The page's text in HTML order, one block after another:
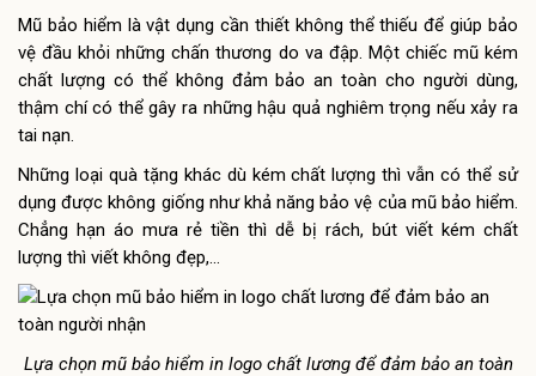
Mũ bảo hiểm là vật dụng cần thiết không thể thiếu để giúp bảo
vệ đầu khỏi những chấn thương do va đập. Một chiếc mũ kém
chất lượng có thể không đảm bảo an toàn cho người dùng,
thậm chí có thể gây ra những hậu quả nghiêm trọng nếu xảy ra
tai nạn.
Những loại quà tặng khác dù kém chất lượng thì vẫn có thể sử
dụng được không giống như khả năng bảo vệ của mũ bảo hiểm.
Chẳng hạn áo mưa rẻ tiền thì dễ bị rách, bút viết kém chất
lượng thì viết không đẹp,…
Lựa chọn mũ bảo hiểm in logo chất lương để đảm bảo an toàn